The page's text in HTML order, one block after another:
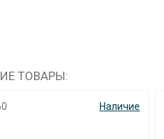
ТОВАРЫ:
Наличие